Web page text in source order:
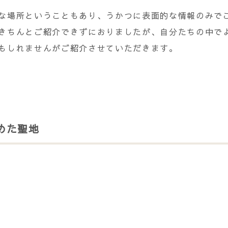
場所ということもあり、うかつに表面的な情報のみで
ちんとご紹介できずにおりましたが、自分たちの中で
しれませんがご紹介させていただきます。
た聖地